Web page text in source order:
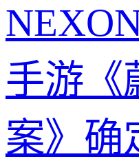
手游《
案》确